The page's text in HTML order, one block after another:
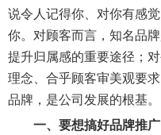
说令人记得你、对你有感
你。对顾客而言，知名品
提升归属感的重要途径；
理念、合乎顾客审美观要
品牌，是公司发展的根基。
一、要想搞好品牌推